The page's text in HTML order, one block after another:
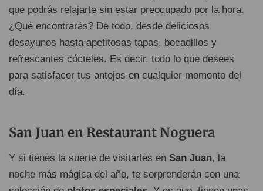
que podrás relajarte sin estar preocupado por la hora.
¿Qué encontrarás? De todo, desde deliciosos
desayunos hasta apetitosas tapas, bocadillos y
refrescantes cócteles. Es decir, todo lo que desees
para satisfacer tus antojos en cualquier momento del
día.
San Juan en Restaurant Noguera
Y si tienes la suerte de visitarles en San Juan, la
noche más mágica del año, te sorprenderán con una